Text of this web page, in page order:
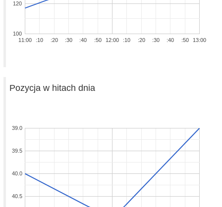
11:00 12:00 13:00
:10 :20 :30 :40 :50 :10 :20 :30 :40 :50
100
120
Pozycja w hitach dnia
39.0
39.5
40.0
40.5